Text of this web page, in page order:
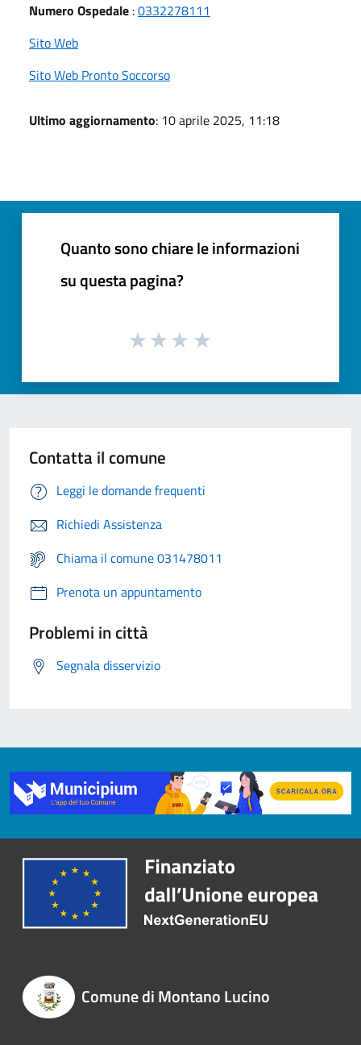
Numero Ospedale :0332278111
Sito Web
Sito Web Pronto Soccorso
Ultimo aggiornamento: 10 aprile 2025, 11:18
Quanto sono chiare le informazioni
su questa pagina?
Contatta il comune
Leggi le domande frequenti
Richiedi Assistenza
Chiama il comune 031478011
Prenota un appuntamento
Problemi in città
Segnala disservizio
Comune di Montano Lucino